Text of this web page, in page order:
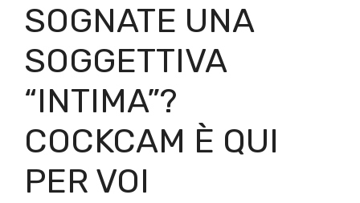
SOGNATE UNA
SOGGETTIVA
“INTIMA”?
COCKCAM È QUI
PER VOI